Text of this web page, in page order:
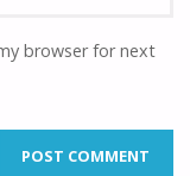
browser for next